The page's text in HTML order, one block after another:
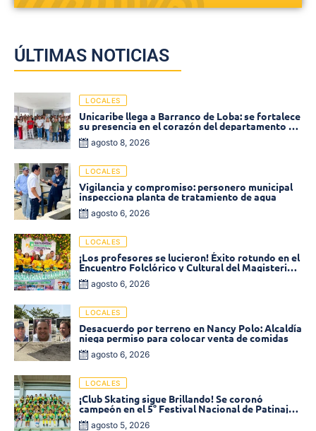
ÚLTIMAS NOTICIAS
LOCALES
Unicaribe llega a Barranco de Loba: se fortalece
su presencia en el corazón del departamento de
Bolívar
agosto 8, 2026
LOCALES
Vigilancia y compromiso: personero municipal
inspecciona planta de tratamiento de agua
agosto 6, 2026
LOCALES
¡Los profesores se lucieron! Éxito rotundo en el
Encuentro Folclórico y Cultural del Magisterio
2026 en Ciénaga
agosto 6, 2026
LOCALES
Desacuerdo por terreno en Nancy Polo: Alcaldía
niega permiso para colocar venta de comidas
agosto 6, 2026
LOCALES
¡Club Skating sigue Brillando! Se coronó
campeón en el 5° Festival Nacional de Patinaje
«Soledad sobre Ruedas»
agosto 5, 2026